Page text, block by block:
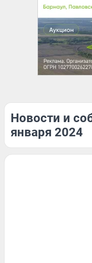
Новости и
января 2024